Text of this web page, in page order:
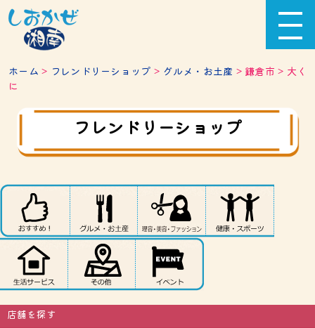
ホーム > フレンドリーショップ > グルメ・お土産 > 鎌倉市 > 大く
に
フレンドリーショップ
店舗を探す